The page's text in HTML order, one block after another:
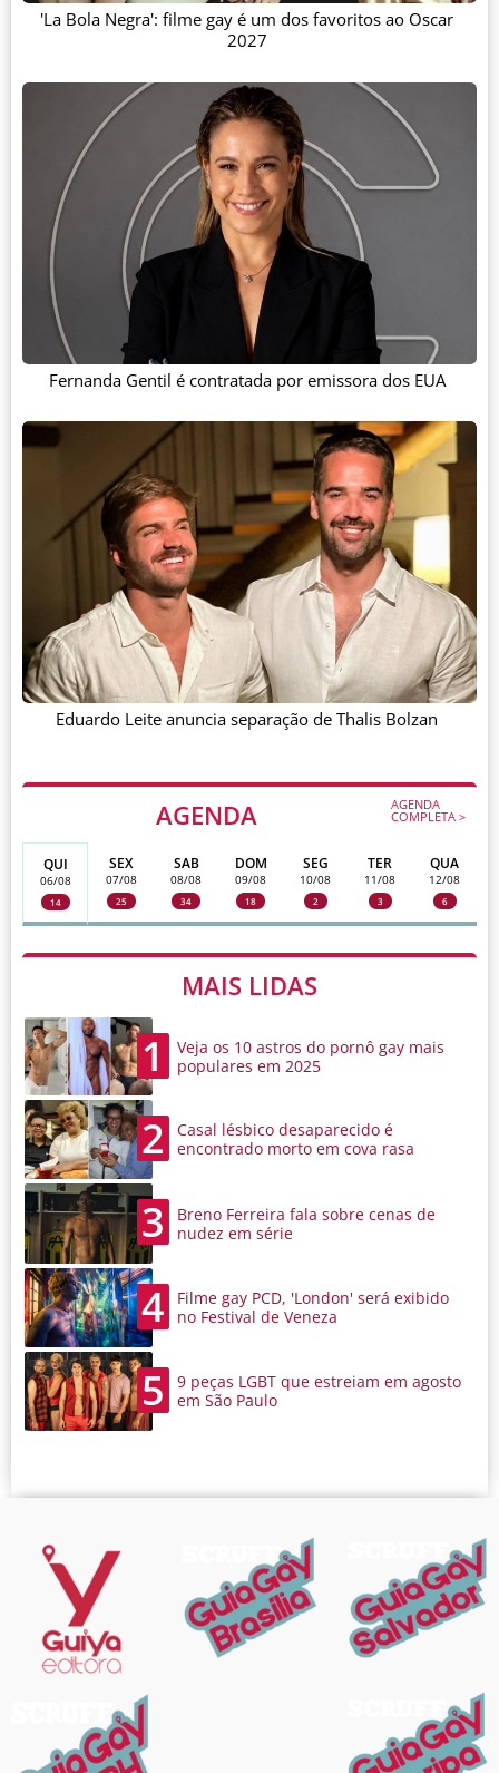
AGENDA AGENDA
COMPLETA >
QUI
06/08
14
SEX
07/08
25
SAB
08/08
34
DOM
09/08
18
SEG
10/08
2
TER
11/08
3
QUA
12/08
6
MAIS LIDAS
1
Veja os 10 astros do pornô gay mais
populares em 2025
2
Casal lésbico desaparecido é
encontrado morto em cova rasa
3
Breno Ferreira fala sobre cenas de
nudez em série
4
Filme gay PCD, 'London' será exibido
no Festival de Veneza
5
9 peças LGBT que estreiam em agosto
em São Paulo
'La Bola Negra': filme gay é um dos favoritos ao Oscar
2027
Fernanda Gentil é contratada por emissora dos EUA
Eduardo Leite anuncia separação de Thalis Bolzan